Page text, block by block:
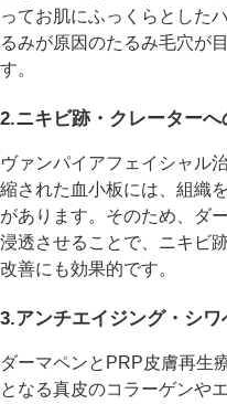
ってお肌にふっくらとした
るみが原因のたるみ毛穴が
す。
2.ニキビ跡・クレーターへ
ヴァンパイアフェイシャル
縮された血小板には、組織
があります。そのため、ダ
浸透させることで、ニキビ
改善にも効果的です。
3.アンチエイジング・シワ
ダーマペンとPRP皮膚再生
となる真皮のコラーゲンや